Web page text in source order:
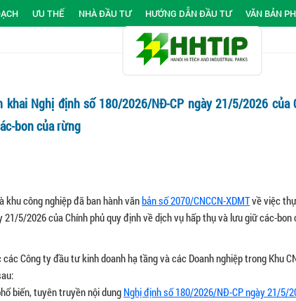
ƯU THẾ NHÀ ĐẦU TƯ HƯỚNG DẪN ĐẦU TƯ VĂN BẢN
Nghị định số 180/2026/NĐ-CP ngày 21/5/2026 của
bon của rừng
khu công nghiệp đã ban hành vănbản số 2070/CNCCN-XDMTvề việc
5/2026 của Chính phủ quy định về dịch vụ hấp thụ và lưu giữ các-bon
Công ty đầu tư kinh doanh hạ tầng và các Doanh nghiệp trong Khu
biến, tuyên truyền nội dung Nghị định số 180/2026/NĐ-CP ngày 21/5/